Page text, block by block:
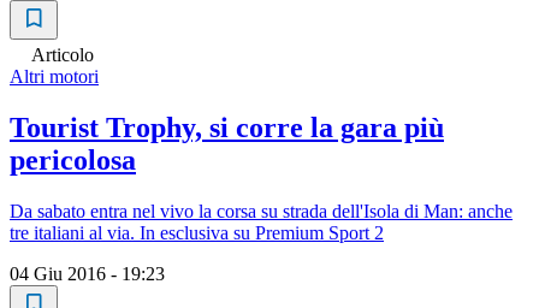
Articolo
Altri motori
Tourist Trophy, si corre la gara più
pericolosa
Da sabato entra nel vivo la corsa su strada dell'Isola di Man: anche
tre italiani al via. In esclusiva su Premium Sport 2
04 Giu 2016 - 19:23